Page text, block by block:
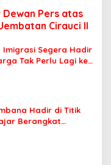
Pers atas
Cirauci II
Imigrasi Segera Hadir
Tak Perlu Lagi ke
Hadir di Titik
Berangkat